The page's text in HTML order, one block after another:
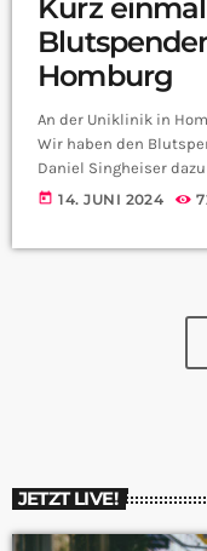
Kurz
Homburg
An der Uniklinik in
Wir haben den
Daniel Singheiser
euch aber nicht nur
today 14. JUNI 2024
JETZT LIVE!